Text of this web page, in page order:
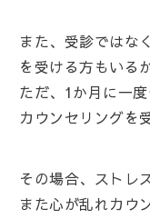
また、受診ではな
を受ける方もいる
ただ、1か月に一
カウンセリングを
その場合、ストレ
また心が乱れカウ